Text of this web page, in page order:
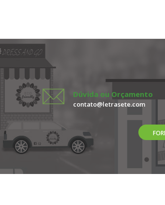
Dúvida ou Orçamento
contato@letrasete.com